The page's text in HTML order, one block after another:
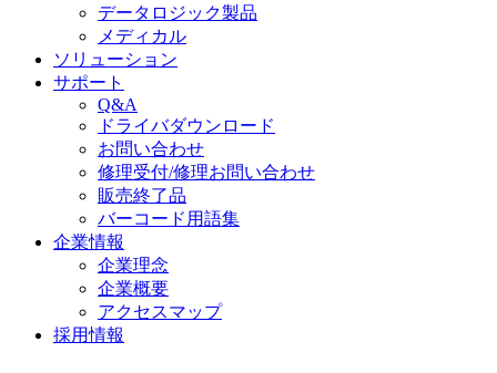
データロジック製品
メディカル
ソリューション
サポート
Q&A
ドライバダウンロード
お問い合わせ
修理受付/修理お問い合わせ
販売終了品
バーコード用語集
企業情報
企業理念
企業概要
アクセスマップ
採用情報